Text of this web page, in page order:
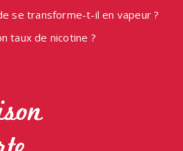
se transforme-t-il en vapeur ?
taux de nicotine ?